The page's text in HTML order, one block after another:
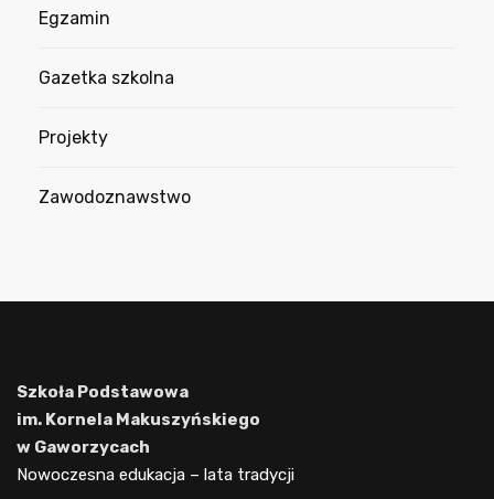
Egzamin
Gazetka szkolna
Projekty
Zawodoznawstwo
Szkoła Podstawowa
im. Kornela Makuszyńskiego
w Gaworzycach
Nowoczesna edukacja – lata tradycji